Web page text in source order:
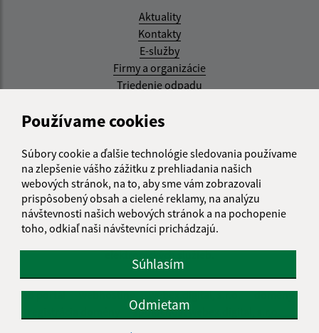
Používame cookies
Súbory cookie a ďalšie technológie sledovania používame
na zlepšenie vášho zážitku z prehliadania našich
webových stránok, na to, aby sme vám zobrazovali
prispôsobený obsah a cielené reklamy, na analýzu
návštevnosti našich webových stránok a na pochopenie
toho, odkiaľ naši návštevníci prichádzajú.
Súhlasím
Odmietam
Aktuality
Kontakty
E-služby
Firmy a organizácie
Triedenie odpadu
Aktualizované:
RSS
Správca obsahu:
Správca obsahu je Obec Kysak.
Vytvorené v súlade sJednotným dizajn manuálom
elektronických služieb.
web portál webhosting webex.digital, s.r.o.
domény
spoločnosť webex.digital, s.r.o.